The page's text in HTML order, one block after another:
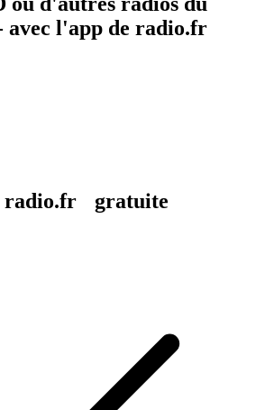
avec l'app de radio.fr
radio.fr gratuite